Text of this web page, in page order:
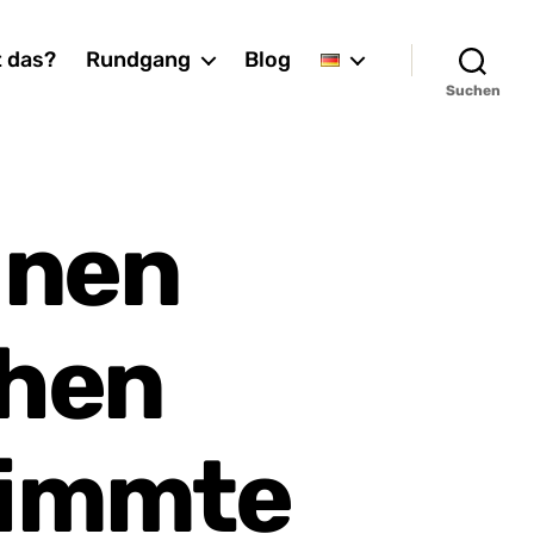
das? Rundgang Blog
Suchen